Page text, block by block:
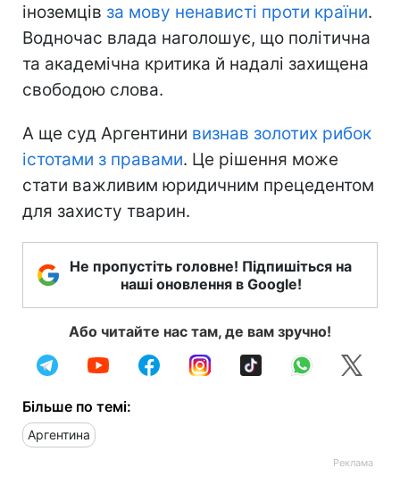
іноземців за мову ненависті проти країни.
Водночас влада наголошує, що політична
та академічна критика й надалі захищена
свободою слова.
А ще суд Аргентини визнав золотих рибок
істотами з правами. Це рішення може
стати важливим юридичним прецедентом
для захисту тварин.
Не пропустіть головне! Підпишіться на
наші оновлення в Google!
Або читайте нас там, де вам зручно!
Більше по темі:
Аргентина